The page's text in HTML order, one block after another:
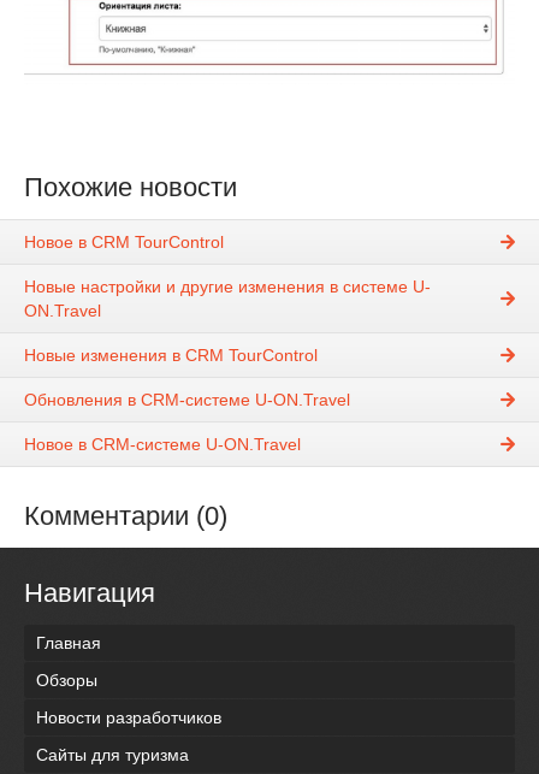
Похожие новости
Новое в CRM TourControl
Новые настройки и другие изменения в системе U-
ON.Travel
Новые изменения в CRM TourControl
Обновления в CRM-системе U-ON.Travel
Новое в CRM-системе U-ON.Travel
Комментарии (0)
Навигация
Главная
Обзоры
Новости разработчиков
Сайты для туризма